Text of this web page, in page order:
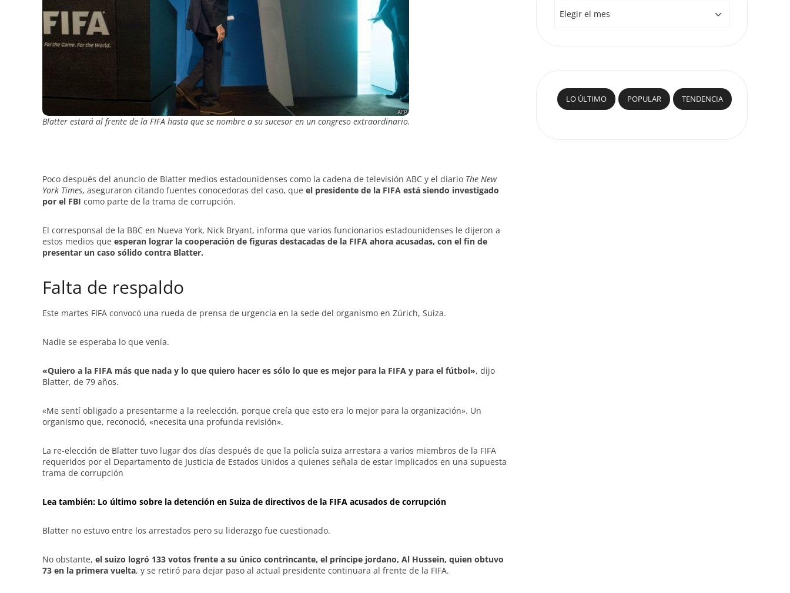
Blatter estará al frente de la FIFA hasta que se nombre a su sucesor en un congreso extraordinario.
Poco después del anuncio de Blatter medios estadounidenses como la cadena de televisión ABC y el diario The New
York Times, aseguraron citando fuentes conocedoras del caso, que el presidente de la FIFA está siendo investigado
por el FBI como parte de la trama de corrupción.
El corresponsal de la BBC en Nueva York, Nick Bryant, informa que varios funcionarios estadounidenses le dijeron a
estos medios que esperan lograr la cooperación de figuras destacadas de la FIFA ahora acusadas, con el fin de
presentar un caso sólido contra Blatter.
Falta de respaldo
Este martes FIFA convocó una rueda de prensa de urgencia en la sede del organismo en Zúrich, Suiza.
Nadie se esperaba lo que venía.
«Quiero a la FIFA más que nada y lo que quiero hacer es sólo lo que es mejor para la FIFA y para el fútbol», dijo
Blatter, de 79 años.
«Me sentí obligado a presentarme a la reelección, porque creía que esto era lo mejor para la organización». Un
organismo que, reconoció, «necesita una profunda revisión».
La re-elección de Blatter tuvo lugar dos días después de que la policía suiza arrestara a varios miembros de la FIFA
requeridos por el Departamento de Justicia de Estados Unidos a quienes señala de estar implicados en una supuesta
trama de corrupción
Lea también: Lo último sobre la detención en Suiza de directivos de la FIFA acusados de corrupción
Blatter no estuvo entre los arrestados pero su liderazgo fue cuestionado.
No obstante, el suizo logró 133 votos frente a su único contrincante, el príncipe jordano, Al Hussein, quien obtuvo
73 en la primera vuelta, y se retiró para dejar paso al actual presidente continuara al frente de la FIFA.
LO ÚLTIMO POPULAR TENDENCIA